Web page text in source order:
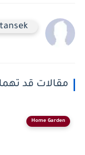
tansek
مقالات قد
Home Garden